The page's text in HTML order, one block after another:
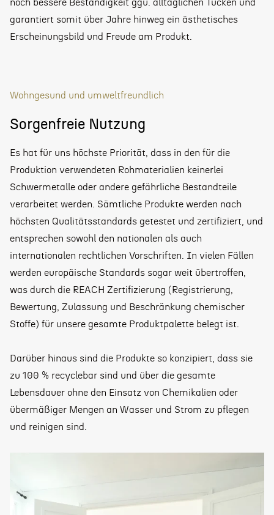
noch bessere Beständigkeit ggü. alltäglichen Tücken und
garantiert somit über Jahre hinweg ein ästhetisches
Erscheinungsbild und Freude am Produkt.
Wohngesund und umweltfreundlich
Sorgenfreie Nutzung
Es hat für uns höchste Priorität, dass in den für die
Produktion verwendeten Rohmaterialien keinerlei
Schwermetalle oder andere gefährliche Bestandteile
verarbeitet werden. Sämtliche Produkte werden nach
höchsten Qualitätsstandards getestet und zertifiziert, und
entsprechen sowohl den nationalen als auch
internationalen rechtlichen Vorschriften. In vielen Fällen
werden europäische Standards sogar weit übertroffen,
was durch die REACH Zertifizierung (Registrierung,
Bewertung, Zulassung und Beschränkung chemischer
Stoffe) für unsere gesamte Produktpalette belegt ist.
Darüber hinaus sind die Produkte so konzipiert, dass sie
zu 100 % recyclebar sind und über die gesamte
Lebensdauer ohne den Einsatz von Chemikalien oder
übermäßiger Mengen an Wasser und Strom zu pflegen
und reinigen sind.